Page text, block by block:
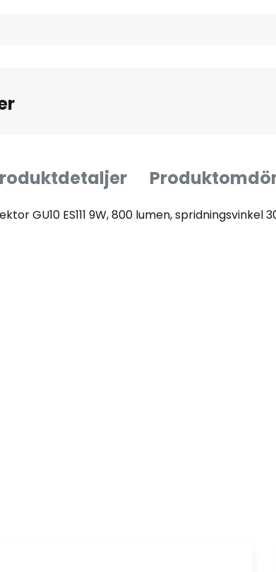
GU10 ES111 9W, 800 lumen, spridningsvinkel